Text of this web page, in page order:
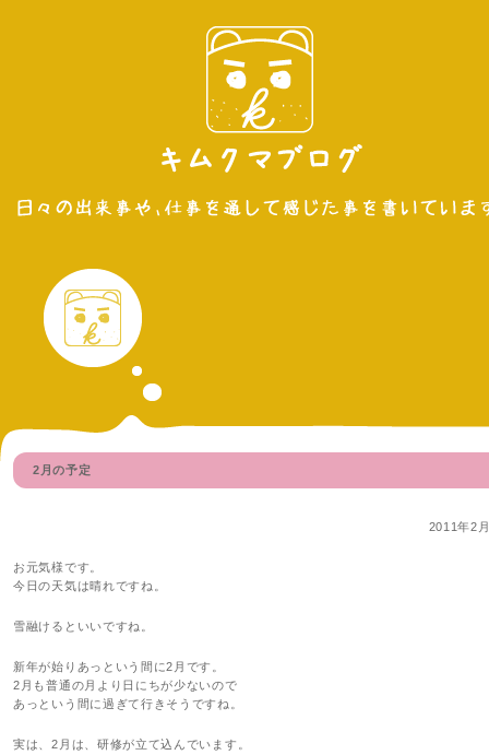
2月の予定
2011年2
お元気様です。
今日の天気は晴れですね。
雪融けるといいですね。
新年が始りあっという間に2月です。
2月も普通の月より日にちが少ないので
あっという間に過ぎて行きそうですね。
実は、2月は、研修が立て込んでいます。